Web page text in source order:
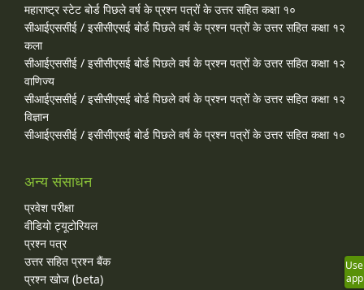
महाराष्ट्र स्टेट बोर्ड पिछले वर्ष के प्रश्न पत्रों के उत्तर सहित कक्षा १०
सीआईएससीई / इसीसीएसई बोर्ड पिछले वर्ष के प्रश्न पत्रों के उत्तर सहित कक्षा १२
कला
सीआईएससीई / इसीसीएसई बोर्ड पिछले वर्ष के प्रश्न पत्रों के उत्तर सहित कक्षा १२
वाणिज्य
सीआईएससीई / इसीसीएसई बोर्ड पिछले वर्ष के प्रश्न पत्रों के उत्तर सहित कक्षा १२
विज्ञान
सीआईएससीई / इसीसीएसई बोर्ड पिछले वर्ष के प्रश्न पत्रों के उत्तर सहित कक्षा १०
अन्य संसाधन
प्रवेश परीक्षा
वीडियो ट्यूटोरियल
प्रश्न पत्र
उत्तर सहित प्रश्न बैंक
प्रश्न खोज (beta)
Use
app